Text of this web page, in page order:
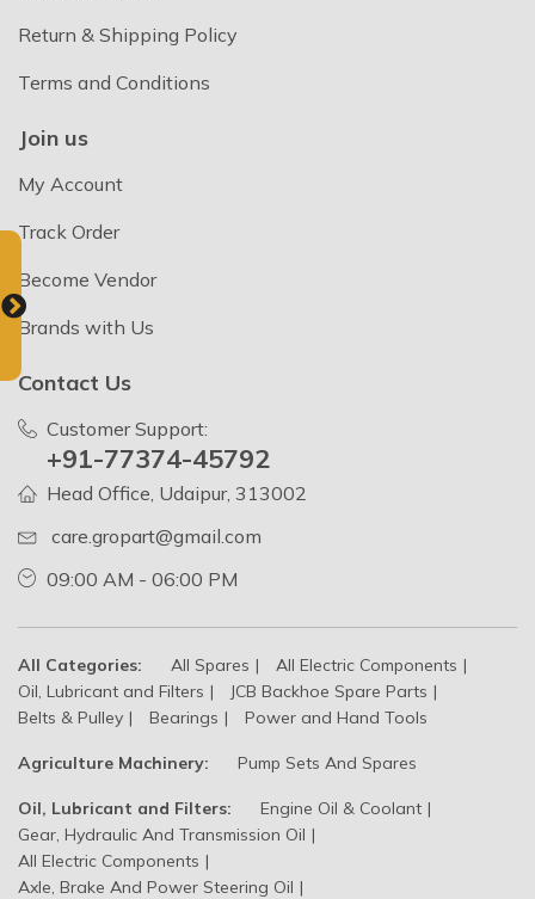
Return & Shipping Policy
Terms and Conditions
Join us
My Account
Track Order
Become Vendor
Brands with Us
Contact Us
Customer Support:
+91-77374-45792
Head Office, Udaipur, 313002
care.gropart@gmail.com
09:00 AM - 06:00 PM
All Categories: All Spares
All Electric Components
Oil, Lubricant and Filters
JCB Backhoe Spare Parts
Belts & Pulley
Bearings Power and Hand Tools
Agriculture Machinery: Pump Sets And Spares
Oil, Lubricant and Filters:
Engine Oil & Coolant
Gear, Hydraulic And Transmission Oil
All Electric Components
Axle, Brake And Power Steering Oil